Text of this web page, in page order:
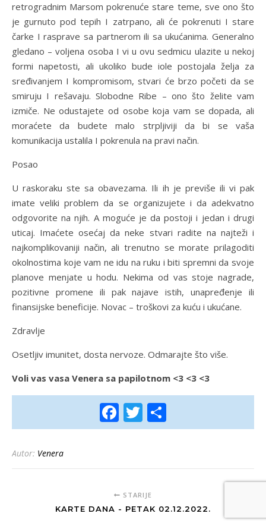
retrogradnim Marsom pokrenuće stare teme, sve ono što
je gurnuto pod tepih I zatrpano, ali će pokrenuti I stare
čarke I rasprave sa partnerom ili sa ukućanima. Generalno
gledano – voljena osoba I vi u ovu sedmicu ulazite u nekoj
formi napetosti, ali ukoliko bude iole postojala želja za
sređivanjem I kompromisom, stvari će brzo početi da se
smiruju I rešavaju. Slobodne Ribe – ono što želite vam
izmiče. Ne odustajete od osobe koja vam se dopada, ali
moraćete da budete malo strpljiviji da bi se vaša
komunikacija ustalila I pokrenula na pravi način.
Posao
U raskoraku ste sa obavezama. Ili ih je previše ili vi pak
imate veliki problem da se organizujete i da adekvatno
odgovorite na njih. A moguće je da postoji i jedan i drugi
uticaj. Imaćete osećaj da neke stvari radite na najteži i
najkomplikovaniji način, ali trenutno se morate prilagoditi
okolnostima koje vam ne idu na ruku i biti spremni da svoje
planove menjate u hodu. Nekima od vas stoje nagrade,
pozitivne promene ili pak najave istih, unapređenje ili
finansijske beneficije. Novac – troškovi za kuću i ukućane.
Zdravlje
Osetljiv imunitet, dosta nervoze. Odmarajte što više.
Voli vas vasa Venera sa papilotnom <3 <3 <3
Facebook
Twitter
Autor: Venera
STARIJE
KARTE DANA - PETAK 02.12.2022.